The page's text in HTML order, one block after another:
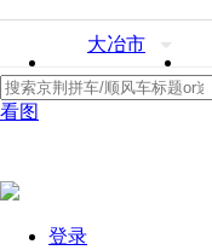
大冶市
看图
登录